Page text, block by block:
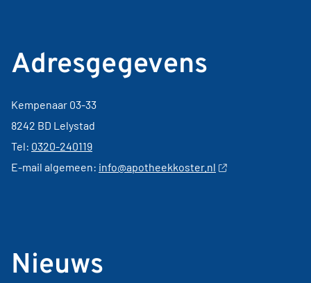
Adresgegevens
Kempenaar 03-33
8242 BD Lelystad
Tel: 0320-240119
E-mail algemeen: info@apotheekkoster.nl
Nieuws